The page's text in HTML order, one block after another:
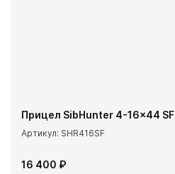
Прицел SibHunter 4-16x44 SF
Артикул: SHR416SF
16 400 ₽